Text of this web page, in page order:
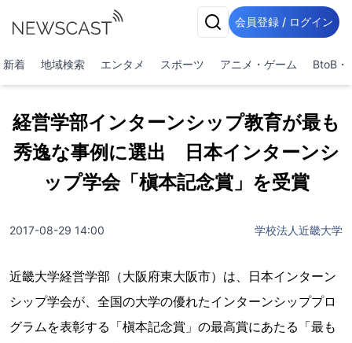
会員登録 / ログイン
新着 地域検索 エンタメ スポーツ アニメ・ゲーム BtoB・
経営学部インターンシップ教育が最も
秀逸な事例に選出 日本インターンシ
ップ学会「槇本記念賞」を受賞
2017-08-29 14:00 学校法人近畿大学
近畿大学経営学部（大阪府東大阪市）は、日本インターン
シップ学会が、全国の大学の優れたインターンシッププロ
グラムを表彰する「槇本記念賞」の最高賞にあたる「最も